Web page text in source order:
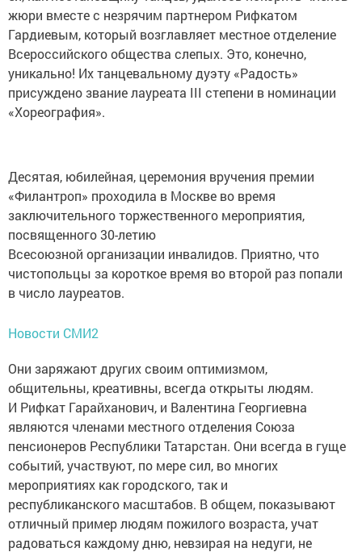
жюри вместе с незрячим партнером Рифкатом
Гардиевым, который возглавляет местное отделение
Всероссийского общества слепых. Это, конечно,
уникально! Их танцевальному дуэту «Радость»
присуждено звание лауреата III степени в номинации
«Хореография».
Десятая, юбилейная, церемония вручения премии
«Филантроп» проходила в Москве во время
заключительного торжественного мероприятия,
посвященного 30-летию
Всесоюзной организации инвалидов. Приятно, что
чистопольцы за короткое время во второй раз попали
в число лауреатов.
Новости СМИ2
Они заряжают других своим оптимизмом,
общительны, креативны, всегда открыты людям.
И Рифкат Гарайханович, и Валентина Георгиевна
являются членами местного отделения Союза
пенсионеров Республики Татарстан. Они всегда в гуще
событий, участвуют, по мере сил, во многих
мероприятиях как городского, так и
республиканского масштабов. В общем, показывают
отличный пример людям пожилого возраста, учат
радоваться каждому дню, невзирая на недуги, не